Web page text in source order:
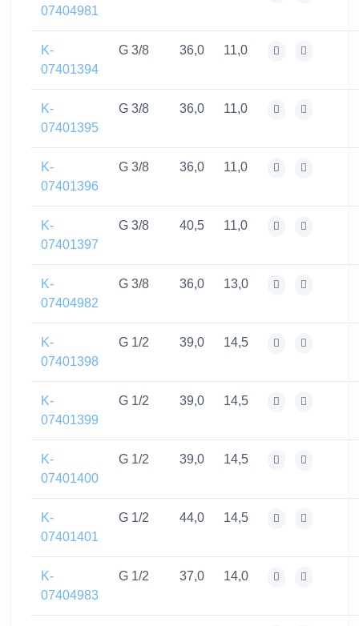
07404981
K-
07401394
G 3/8 36,0 11,0
K-
07401395
G 3/8 36,0 11,0
K-
07401396
G 3/8 36,0 11,0
K-
07401397
G 3/8 40,5 11,0
K-
07404982
G 3/8 36,0 13,0
K-
07401398
G 1/2 39,0 14,5
K-
07401399
G 1/2 39,0 14,5
K-
07401400
G 1/2 39,0 14,5
K-
07401401
G 1/2 44,0 14,5
K-
07404983
G 1/2 37,0 14,0